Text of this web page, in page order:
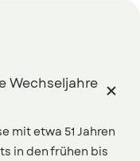
Wechseljahre
mit etwa 51 Jahren
in den frühen bis